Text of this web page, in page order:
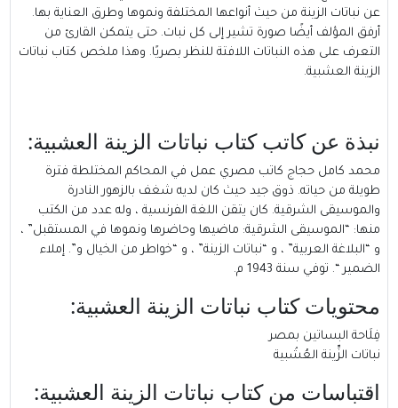
عن نباتات الزينة من حيث أنواعها المختلفة ونموها وطرق العناية بها.
أرفق المؤلف أيضًا صورة تشير إلى كل نبات. حتى يتمكن القارئ من
التعرف على هذه النباتات اللافتة للنظر بصريًا. وهذا ملخص كتاب نباتات
الزينة العشبية.
نبذة عن كاتب كتاب نباتات الزينة العشبية:
محمد كامل حجاج كاتب مصري عمل في المحاكم المختلطة فترة
طويلة من حياته. ذوق جيد حيث كان لديه شغف بالزهور النادرة
والموسيقى الشرقية. كان يتقن اللغة الفرنسية ، وله عدد من الكتب
منها: “الموسيقى الشرقية: ماضيها وحاضرها ونموها في المستقبل” ،
و “البلاغة العربية” ، و “نباتات الزينة” ، و “خواطر من الخيال و”. إملاء
الضمير “. توفي سنة 1943 م.
محتويات كتاب نباتات الزينة العشبية:
فِلَاحة البساتين بمصر
نباتات الزِّينة العُشْبية
اقتباسات من كتاب نباتات الزينة العشبية: